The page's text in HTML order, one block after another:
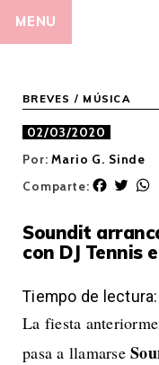
MENU
BREVES / MÚSICA
02/03/2020
Por:Mario G. Sinde
Comparte:
F
e
b
o
T
t
t
r
t
s
p
Soundit
con DJ Tennis
Tiempo de lectura:
La fiesta
pasa a llamarse